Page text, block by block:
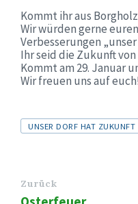
Kommt ihr aus
Wir würden gerne
Verbesserungen
Ihr seid die Zukunft
Kommt am 29. Januar
Wir freuen uns auf euch!
Tags
UNSER DORF HAT ZUKUNFT
Zurück